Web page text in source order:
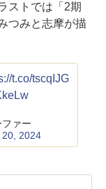
ストでは「2期
つみと志摩が描
t.co/tscqIJG
ァー
20, 2024